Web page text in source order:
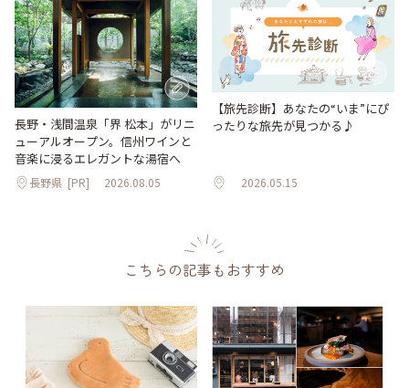
長野・浅間温泉「界 松本」がリニ
ューアルオープン。信州ワインと
音楽に浸るエレガントな湯宿へ
長野県 [PR] 2026.08.05
【旅先診断】あなたの“いま”にぴ
ったりな旅先が見つかる♪
2026.05.15
こちらの記事もおすすめ